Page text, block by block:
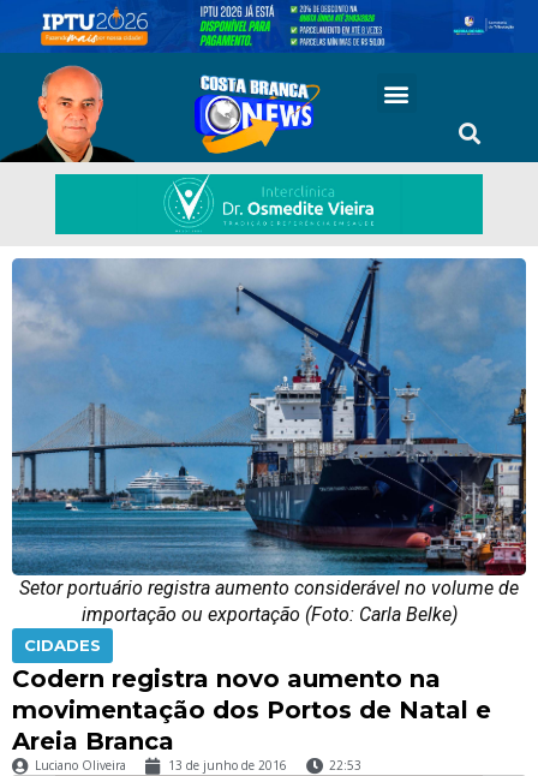
Setor portuário registra aumento considerável no volume de
importação ou exportação (Foto: Carla Belke)
CIDADES
Codern registra novo aumento na
movimentação dos Portos de Natal e
Areia Branca
Luciano Oliveira 13 de junho de 2016 22:53